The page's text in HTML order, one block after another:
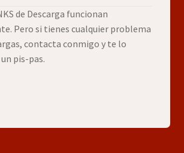
de Descarga funcionan
Pero si tienes cualquier problema
contacta conmigo y te lo
pis-pas.